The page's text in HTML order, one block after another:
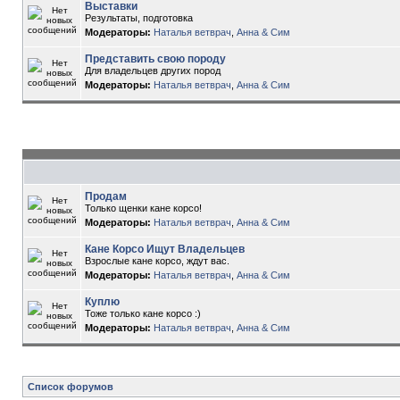
Выставки
Результаты, подготовка
Модераторы: Наталья ветврач Анна & Сим
Представить свою породу
Для владельцев других пород
Модераторы: Наталья ветврач Анна & Сим
Продам
Только щенки кане корсо!
Модераторы: Наталья ветврач Анна & Сим
Кане Корсо Ищут Владельцев
Взрослые кане корсо, ждут вас.
Модераторы: Наталья ветврач Анна & Сим
Куплю
Тоже только кане корсо :)
Модераторы: Наталья ветврач Анна & Сим
Список форумов